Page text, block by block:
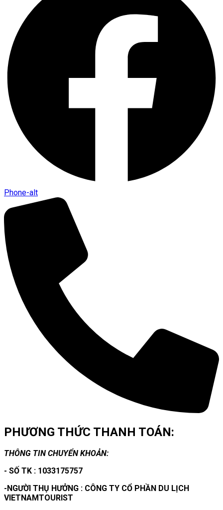
Phone-alt
PHƯƠNG THỨC THANH TOÁN:
THÔNG TIN CHUYỂN KHOẢN:
- SỐ TK : 1033175757
-NGƯỜI THỤ HƯỞNG : CÔNG TY CỔ PHẦN DU LỊCH
VIETNAMTOURIST